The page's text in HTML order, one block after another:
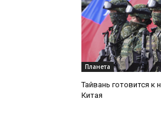
Планета
Тайвань готовится к
Китая